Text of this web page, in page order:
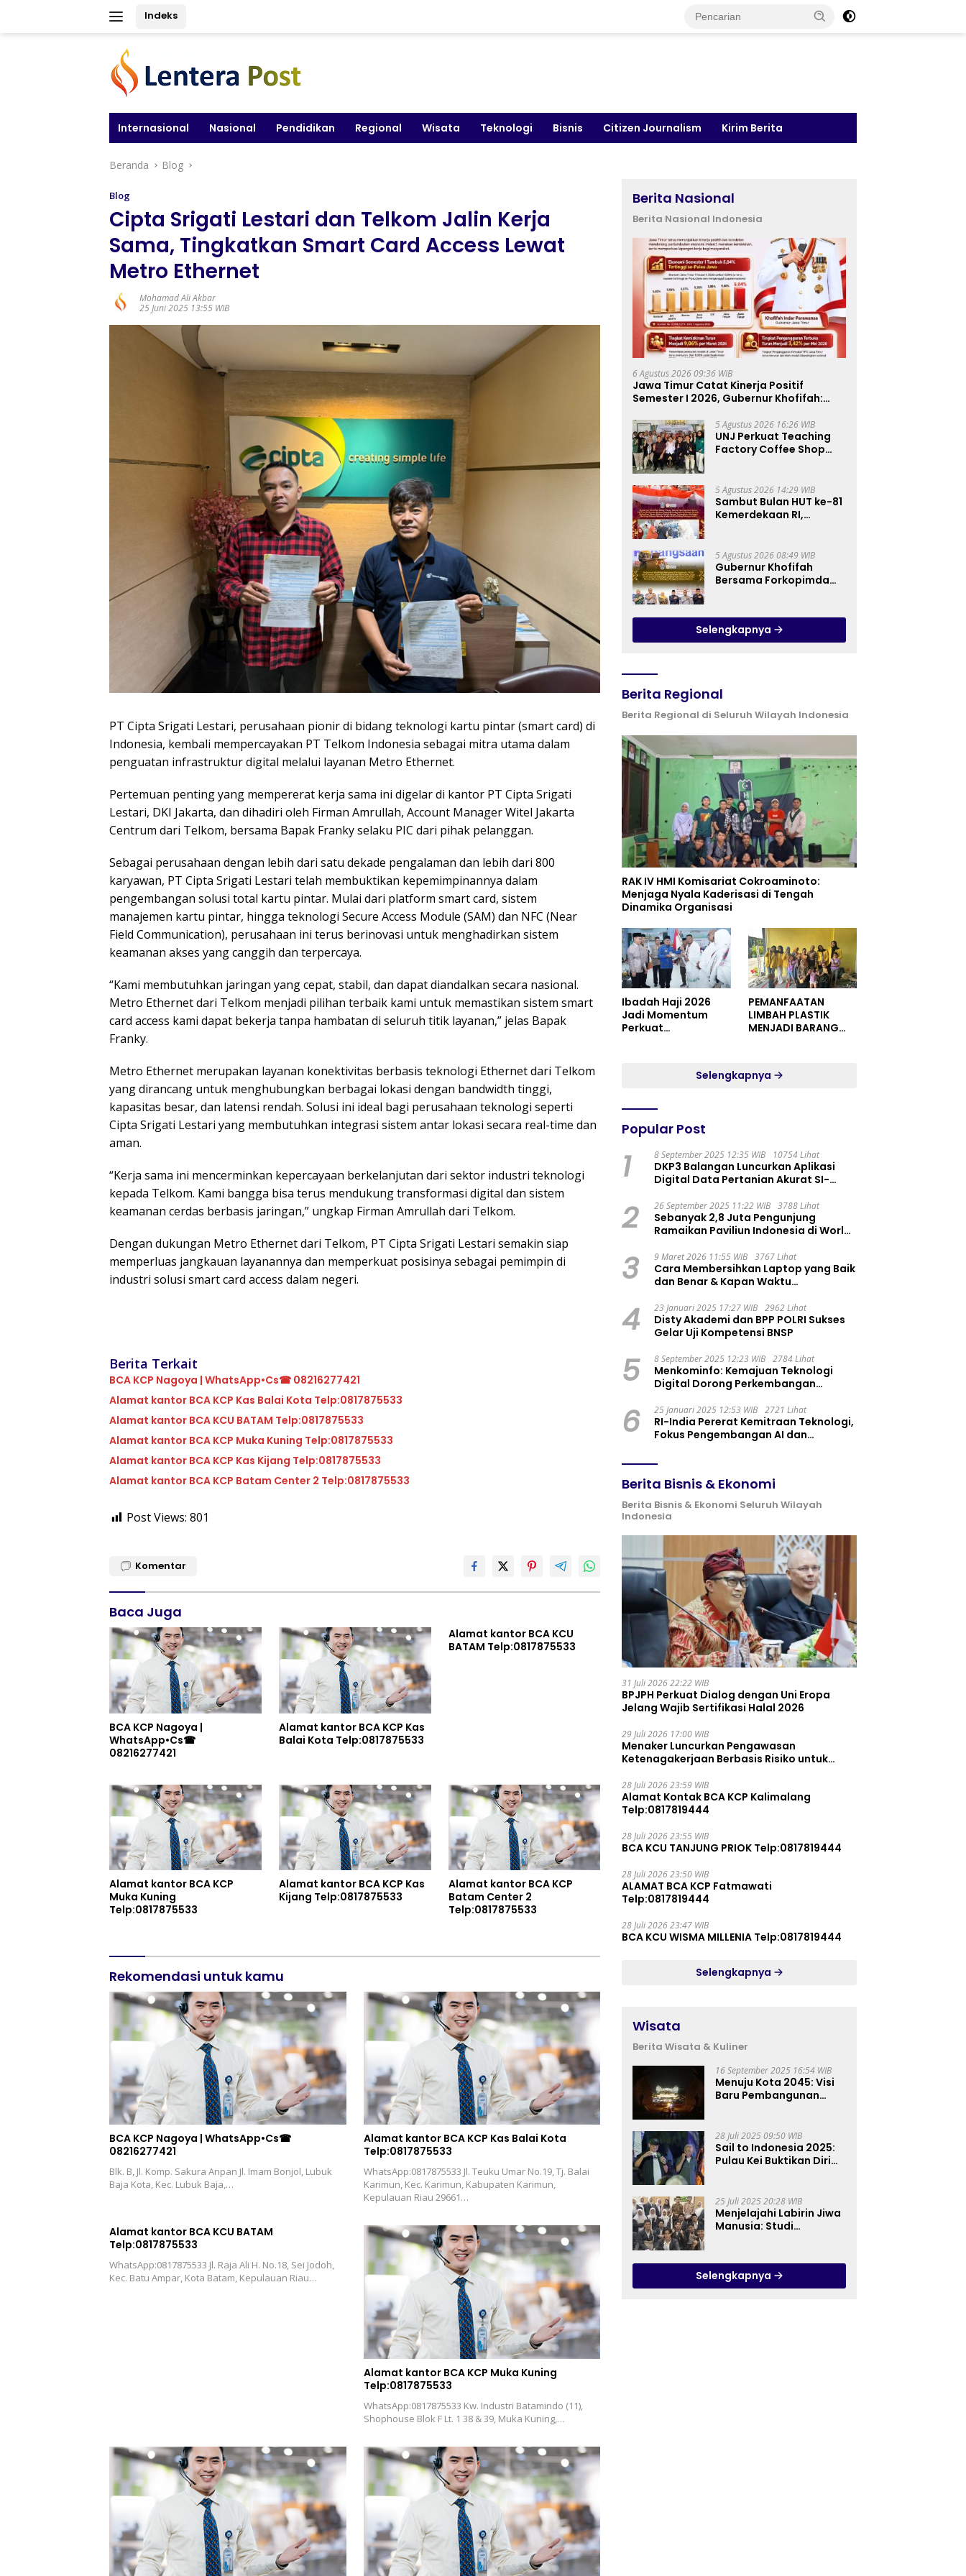
Indeks
Internasional Nasional Pendidikan Regional Wisata Teknologi Bisnis Citizen Journalism Kirim Berita
Beranda Blog
Blog
Cipta Srigati Lestari dan Telkom Jalin Kerja
Sama, Tingkatkan Smart Card Access Lewat
Metro Ethernet
Mohamad Ali Akbar
25 Juni 2025 13:55 WIB
PT Cipta Srigati Lestari, perusahaan pionir di bidang teknologi kartu pintar (smart card) di
Indonesia, kembali mempercayakan PT Telkom Indonesia sebagai mitra utama dalam
penguatan infrastruktur digital melalui layanan Metro Ethernet.
Pertemuan penting yang mempererat kerja sama ini digelar di kantor PT Cipta Srigati
Lestari, DKI Jakarta, dan dihadiri oleh Firman Amrullah, Account Manager Witel Jakarta
Centrum dari Telkom, bersama Bapak Franky selaku PIC dari pihak pelanggan.
Sebagai perusahaan dengan lebih dari satu dekade pengalaman dan lebih dari 800
karyawan, PT Cipta Srigati Lestari telah membuktikan kepemimpinannya dalam
pengembangan solusi total kartu pintar. Mulai dari platform smart card, sistem
manajemen kartu pintar, hingga teknologi Secure Access Module (SAM) dan NFC (Near
Field Communication), perusahaan ini terus berinovasi untuk menghadirkan sistem
keamanan akses yang canggih dan terpercaya.
“Kami membutuhkan jaringan yang cepat, stabil, dan dapat diandalkan secara nasional.
Metro Ethernet dari Telkom menjadi pilihan terbaik kami untuk memastikan sistem smart
card access kami dapat bekerja tanpa hambatan di seluruh titik layanan,” jelas Bapak
Franky.
Metro Ethernet merupakan layanan konektivitas berbasis teknologi Ethernet dari Telkom
yang dirancang untuk menghubungkan berbagai lokasi dengan bandwidth tinggi,
kapasitas besar, dan latensi rendah. Solusi ini ideal bagi perusahaan teknologi seperti
Cipta Srigati Lestari yang membutuhkan integrasi sistem antar lokasi secara real-time dan
aman.
“Kerja sama ini mencerminkan kepercayaan berkelanjutan dari sektor industri teknologi
kepada Telkom. Kami bangga bisa terus mendukung transformasi digital dan sistem
keamanan cerdas berbasis jaringan,” ungkap Firman Amrullah dari Telkom.
Dengan dukungan Metro Ethernet dari Telkom, PT Cipta Srigati Lestari semakin siap
memperluas jangkauan layanannya dan memperkuat posisinya sebagai pemimpin di
industri solusi smart card access dalam negeri.
Berita Terkait
BCA KCP Nagoya | WhatsApp•Cs☎ 08216277421
Alamat kantor BCA KCP Kas Balai Kota Telp:0817875533
Alamat kantor BCA KCU BATAM Telp:0817875533
Alamat kantor BCA KCP Muka Kuning Telp:0817875533
Alamat kantor BCA KCP Kas Kijang Telp:0817875533
Alamat kantor BCA KCP Batam Center 2 Telp:0817875533
Post Views: 801
Komentar
Baca Juga
BCA KCP Nagoya |
WhatsApp•Cs☎
08216277421
Alamat kantor BCA KCP Kas
Balai Kota Telp:0817875533
Alamat kantor BCA KCU
BATAM Telp:0817875533
Alamat kantor BCA KCP
Muka Kuning
Telp:0817875533
Alamat kantor BCA KCP Kas
Kijang Telp:0817875533
Alamat kantor BCA KCP
Batam Center 2
Telp:0817875533
Rekomendasi untuk kamu
BCA KCP Nagoya | WhatsApp•Cs☎
08216277421
Blk. B, Jl. Komp. Sakura Anpan Jl. Imam Bonjol, Lubuk
Baja Kota, Kec. Lubuk Baja,…
Alamat kantor BCA KCP Kas Balai Kota
Telp:0817875533
WhatsApp:0817875533 Jl. Teuku Umar No.19, Tj. Balai
Karimun, Kec. Karimun, Kabupaten Karimun,
Kepulauan Riau 29661…
Alamat kantor BCA KCU BATAM
Telp:0817875533
WhatsApp:0817875533 Jl. Raja Ali H. No.18, Sei Jodoh,
Kec. Batu Ampar, Kota Batam, Kepulauan Riau…
Alamat kantor BCA KCP Muka Kuning
Telp:0817875533
WhatsApp:0817875533 Kw. Industri Batamindo (11),
Shophouse Blok F Lt. 1 38 & 39, Muka Kuning,…
Berita Nasional
Berita Nasional Indonesia
6 Agustus 2026 09:36 WIB
Jawa Timur Catat Kinerja Positif
Semester I 2026, Gubernur Khofifah:
Pulau Jawa
5 Agustus 2026 16:26 WIB
UNJ Perkuat Teaching
Factory Coffee Shop
Cookies di SLBN 2
Central Kota Cimahi
5 Agustus 2026 14:29 WIB
Sambut Bulan HUT ke-81
Kemerdekaan RI,
Murah di Gresik dengan
Berbagi Ribuan Bendera
Merah Putih Bagi
5 Agustus 2026 08:49 WIB
Gubernur Khofifah
Bersama Forkopimda
Komitmen Jaga
Kedamaian Jawa Timur
serta Semangat
Selengkapnya
Berita Regional
Berita Regional di Seluruh Wilayah Indonesia
RAK IV HMI Komisariat Cokroaminoto:
Menjaga Nyala Kaderisasi di Tengah
Dinamika Organisasi
Ibadah Haji 2026
Jadi Momentum
Perkuat
PEMANFAATAN
LIMBAH PLASTIK
MENJADI BARANG
RESIDENCE
Selengkapnya
Popular Post
1 8 September 2025 12:35 WIB 10754 Lihat
DKP3 Balangan Luncurkan Aplikasi
Digital Data Pertanian Akurat SI-
2 26 September 2025 11:22 WIB 3788 Lihat
Sebanyak 2,8 Juta Pengunjung
Ramaikan Paviliun Indonesia di World
3 9 Maret 2026 11:55 WIB 3767 Lihat
Cara Membersihkan Laptop yang Baik
dan Benar & Kapan Waktu
4 23 Januari 2025 17:27 WIB 2962 Lihat
Disty Akademi dan BPP POLRI Sukses
Gelar Uji Kompetensi BNSP
5 8 September 2025 12:23 WIB 2784 Lihat
Menkominfo: Kemajuan Teknologi
Digital Dorong Perkembangan
6 25 Januari 2025 12:53 WIB 2721 Lihat
RI-India Pererat Kemitraan Teknologi,
Fokus Pengembangan AI dan
Berita Bisnis & Ekonomi
Berita Bisnis & Ekonomi Seluruh Wilayah
Indonesia
31 Juli 2026 22:22 WIB
BPJPH Perkuat Dialog dengan Uni Eropa
Jelang Wajib Sertifikasi Halal 2026
29 Juli 2026 17:00 WIB
Menaker Luncurkan Pengawasan
Ketenagakerjaan Berbasis Risiko untuk
28 Juli 2026 23:59 WIB
Alamat Kontak BCA KCP Kalimalang
Telp:0817819444
28 Juli 2026 23:55 WIB
BCA KCU TANJUNG PRIOK Telp:0817819444
28 Juli 2026 23:50 WIB
ALAMAT BCA KCP Fatmawati
Telp:0817819444
28 Juli 2026 23:47 WIB
BCA KCU WISMA MILLENIA Telp:0817819444
Selengkapnya
Wisata
Berita Wisata & Kuliner
16 September 2025 16:54 WIB
Menuju Kota 2045: Visi
Baru Pembangunan
28 Juli 2025 09:50 WIB
Sail to Indonesia 2025:
Pulau Kei Buktikan Diri
25 Juli 2025 20:28 WIB
Menjelajahi Labirin Jiwa
Manusia: Studi
Pandanaran di RSJ
Grhasia
Selengkapnya